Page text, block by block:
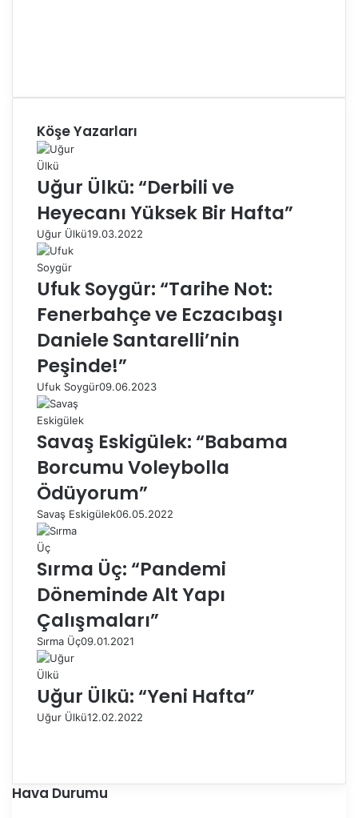
Köşe Yazarları
Uğur Ülkü: “Derbili ve
Heyecanı Yüksek Bir Hafta”
Uğur Ülkü19.03.2022
Ufuk Soygür: “Tarihe Not:
Fenerbahçe ve Eczacıbaşı
Daniele Santarelli’nin
Peşinde!”
Ufuk Soygür09.06.2023
Savaş Eskigülek: “Babama
Borcumu Voleybolla
Ödüyorum”
Savaş Eskigülek06.05.2022
Sırma Üç: “Pandemi
Döneminde Alt Yapı
Çalışmaları”
Sırma Üç09.01.2021
Uğur Ülkü: “Yeni Hafta”
Uğur Ülkü12.02.2022
e
k
n
Hava Durumu